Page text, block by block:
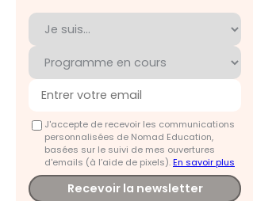
J'accepte de recevoir les communications
personnalisées de Nomad Education,
basées sur le suivi de mes ouvertures
d'emails (à l’aide de pixels).En savoir plus
Recevoir la newsletter